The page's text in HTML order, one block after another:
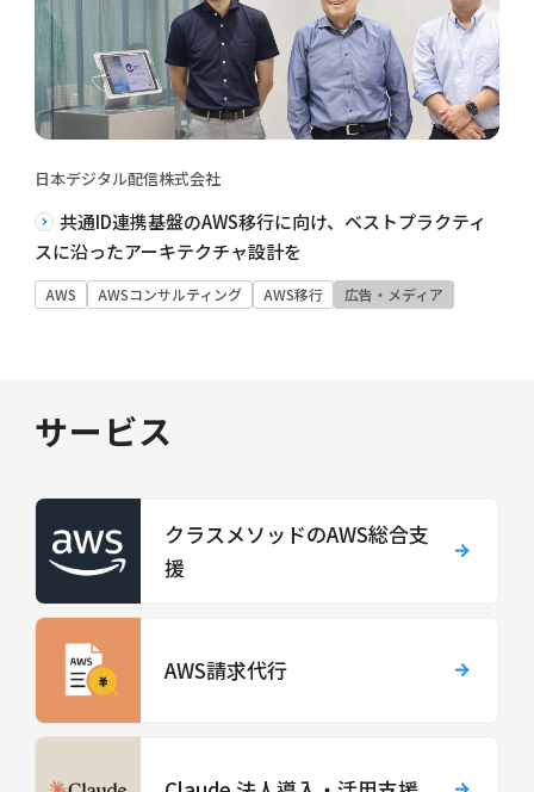
日本デジタル配信株式会社
共通ID連携基盤のAWS移行に向け、ベストプラクティ
スに沿ったアーキテクチャ設計を
AWS AWSコンサルティング AWS移行 広告・メディア
サービス
クラスメソッドのAWS総合支
援
AWS請求代行